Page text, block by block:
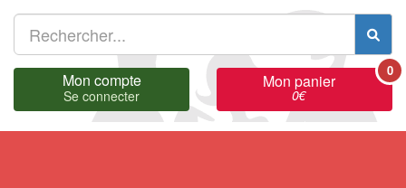
Mon compte
Se connecter
Mon panier
0€
0